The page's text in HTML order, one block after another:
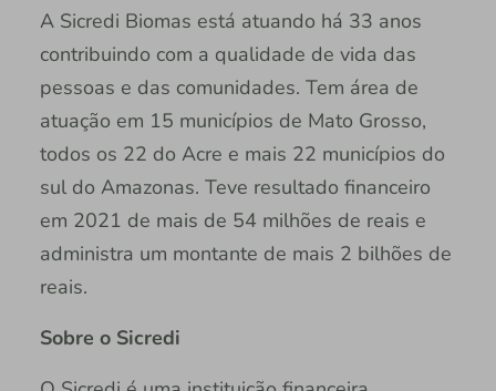
A Sicredi Biomas está atuando há 33 anos
contribuindo com a qualidade de vida das
pessoas e das comunidades. Tem área de
atuação em 15 municípios de Mato Grosso,
todos os 22 do Acre e mais 22 municípios do
sul do Amazonas. Teve resultado financeiro
em 2021 de mais de 54 milhões de reais e
administra um montante de mais 2 bilhões de
reais.
Sobre o Sicredi